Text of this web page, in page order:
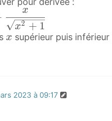
x2 + 1
x
x
x supérieur puis inférieur
2023 à 09:17